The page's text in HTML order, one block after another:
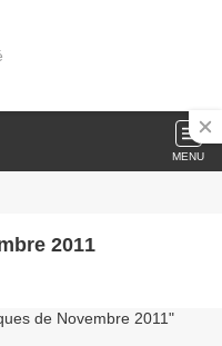
MENU
2011